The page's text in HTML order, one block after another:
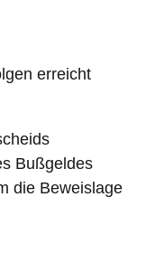
erreicht
Bußgeldes
die Beweislage